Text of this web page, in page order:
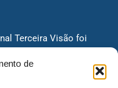
de
Terceira Visão foi
época só existiam
jornal continua